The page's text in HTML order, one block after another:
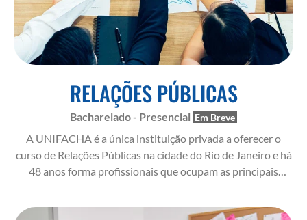
RELAÇÕES PÚBLICAS
Bacharelado - Presencial
A UNIFACHA é a única instituição privada a oferecer o
curso de Relações Públicas na cidade do Rio de Janeiro e há
48 anos forma profissionais que ocupam as principais